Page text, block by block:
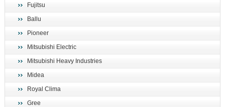
Fujitsu
Ballu
Pioneer
Mitsubishi Electric
Mitsubishi Heavy Industries
Midea
Royal Clima
Gree